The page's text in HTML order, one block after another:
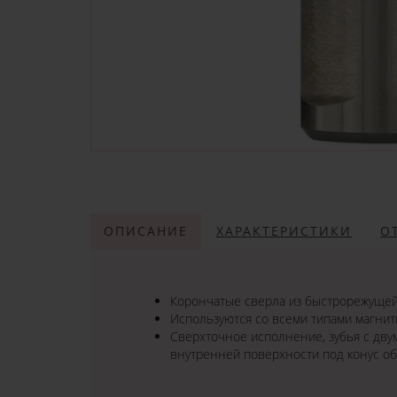
ОПИСАНИЕ ХАРАКТЕРИСТИКИ
Корончатые сверла из
Используются со всеми типами
Сверхточное исполнение, зубья с
внутренней поверхности под конус